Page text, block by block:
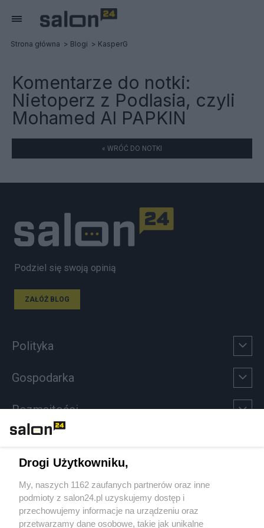
Strona główna Blogi KasperG
Komentarze do notki:
Nietoperz z Podlasia, czyli
Mohamed Al PAPKIN
« WRÓĆ DO NOTKI
Podziel się swoją opinią
ZAŁÓŻ BLOG
Polityka
Gospodarka
Rozmaitości
Sport
Społeczeństwo
Drogi Użytkowniku,
My, naszych 1162 zaufanych partnerów oraz inne
podmioty z salon24.pl uzyskujemy dostęp i
przechowujemy informacje na urządzeniu oraz
przetwarzamy dane osobowe, takie jak unikalne